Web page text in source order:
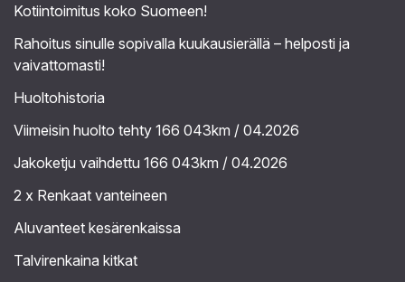
Kotiintoimitus koko Suomeen!
Rahoitus sinulle sopivalla kuukausierällä – helposti ja
vaivattomasti!
Huoltohistoria
Viimeisin huolto tehty 166 043km / 04.2026
Jakoketju vaihdettu 166 043km / 04.2026
2 x Renkaat vanteineen
Aluvanteet kesärenkaissa
Talvirenkaina kitkat